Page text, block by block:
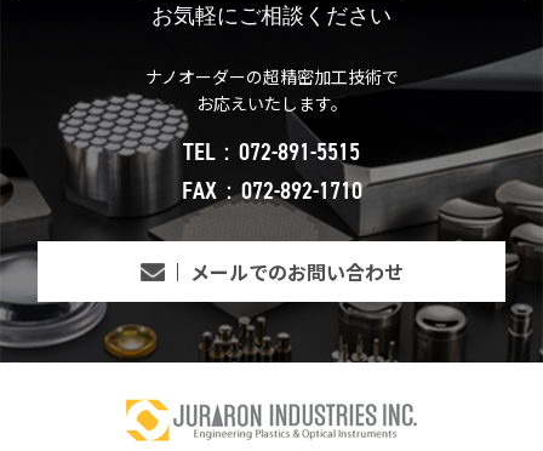
お気軽にご相談ください
ナノオーダーの超精密加工技術で
お応えいたします。
TEL：072-891-5515
FAX：072-892-1710
メールでのお問い合わせ